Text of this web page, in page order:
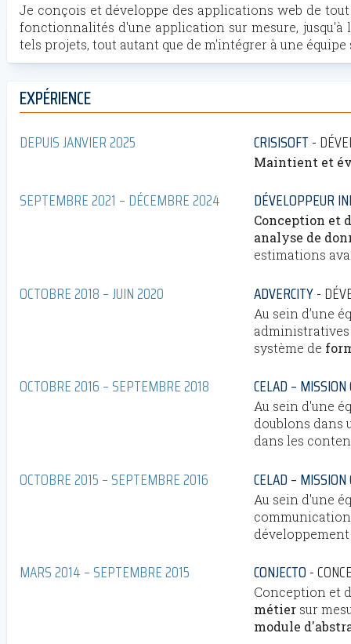
Je conçois et développe des applications web de
fonctionnalités d'une application sur mesure,
tels projets, tout autant que de m'intégrer à une
EXPÉRIENCE
DEPUIS JANVIER 2025 CRISISOFT
Maintient et
SEPTEMBRE 2021 – DÉCEMBRE 2024 DÉVELOPPEUR
Conception et
analyse de
estimations
OCTOBRE 2018 – JUIN 2020 ADVERCITY
Au sein d’une
administratives
système de
OCTOBRE 2016 – SEPTEMBRE 2018 CELAD –
Au sein d'une
doublons dans
dans les
OCTOBRE 2015 – SEPTEMBRE 2016 CELAD –
Au sein d'une
communication
MARS 2014 – SEPTEMBRE 2015 CONJECTO
Conception et
métier sur
module